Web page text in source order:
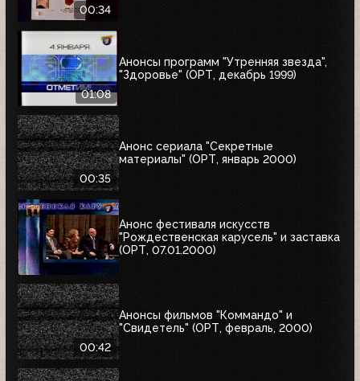
00:34
01:08
Анонсы программ "Утренняя звезда",
"Здоровье" (ОРТ, декабрь 1999)
00:35
Анонс сериала "Секретные
материалы" (ОРТ, январь 2000)
Анонс фестиваля искусств
"Рождественская карусель" и заставка
(ОРТ, 07.01.2000)
00:42
Анонсы фильмов "Коммандо" и
"Свидетель" (ОРТ, февраль, 2000)